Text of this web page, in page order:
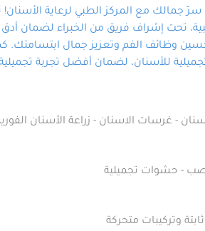
سرّ جمالك مع المركز الطبي لرعاية
تحت إشراف فريق من الخبراء لضمان أدق
وظائف الفم وتعزيز جمال ابتسامتك.
للأسنان، لضمان أفضل تجربة
- غرسات الاسنان - زراعة الأسنان
- حشوات تجميلية
وتركيبات متحركة